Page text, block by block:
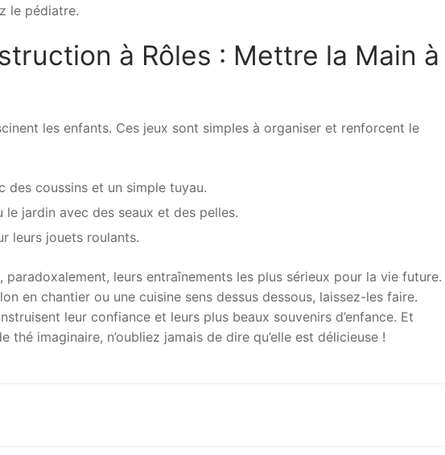
le pédiatre.
à Rôles : Mettre la Main à
les enfants. Ces jeux sont simples à organiser et renforcent le
des coussins et un simple tuyau.
jardin avec des seaux et des pelles.
leurs jouets roulants.
leurs entraînements les plus sérieux pour la vie future.
en chantier ou une cuisine sens dessus dessous, laissez-les faire.
leur confiance et leurs plus beaux souvenirs d’enfance. Et
imaginaire, n’oubliez jamais de dire qu’elle est délicieuse !